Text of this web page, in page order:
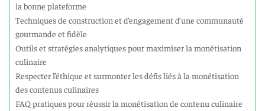
la bonne plateforme
Techniques de construction et d’engagement d’une communauté
gourmande et fidèle
Outils et stratégies analytiques pour maximiser la monétisation
culinaire
Respecter l’éthique et surmonter les défis liés à la monétisation
des contenus culinaires
FAQ pratiques pour réussir la monétisation de contenu culinaire